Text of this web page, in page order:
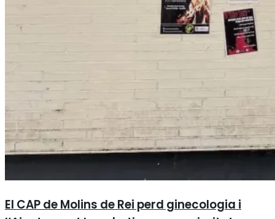
El CAP de Molins de Rei perd ginecologia i